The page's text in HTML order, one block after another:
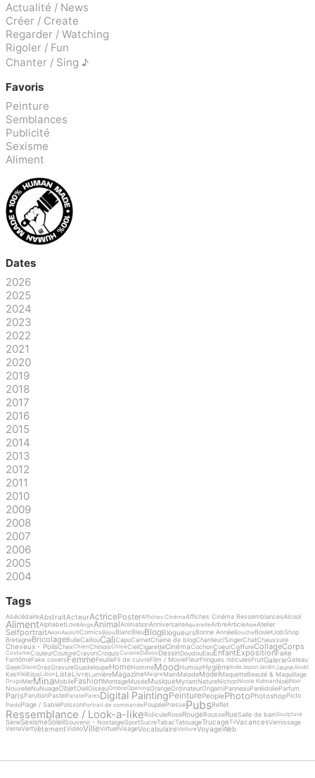
Actualité / News
Créer / Create
Regarder / Watching
Rigoler / Fun
Chanter / Sing ♪
Favoris
Peinture
Semblances
Publicité
Sexisme
Aliment
Dates
2026
2025
2024
2023
2022
2021
2020
2019
2018
2017
2016
2015
2014
2013
2012
2011
2010
2009
2008
2007
2006
2005
2004
Tags
AbécédaireAbstraitActeurActricePosterAffiches CinémaAffiches Cinéma RessemblancesAlcool
AlimentAlphabetLoveAngeAnimalAnimationAnniversaireAquarelleArbreArticleAsieAtelier
SelfportraitAvionAxolotlComicsBijou BlancBleuBlogBlogueursBonne AnnéeBouche BouletJobShop
BretagneBricolageBulleCaillouCaliCapuCarnetChaine de blogChanteur/SingerChatChaussure
Cheveux - PoilsChexChienChinoisChloéCielCigaretteCinémaCochonCoeurCoiffureCollageCorps
CostumeCouleurCoutureCrayonCroquisCuisineDdoooDessinDoudouEauEnfantExpositionFake
FantômeFake coversFemmeFeuilleFil de cuivreFilm / MovieFleurFringues ridiculesFruitGalerieGateau
GeekGlaceGrasGravureGuadeloupeHomeHommeMoodHumourHygièneIndeJaponJardinJauneJouet
KekKikiKilosLibon ListeLivreLumièreMagazineMaigre MainMaladeModelMaquetteBeauté & Maquillage
DrugsMerMinaMobileFashionMontageMuséeMusiqueMyriamNatureNichonNicole Kidman NoëlNoir
NouvelleNuNuageObjetOeilOiseauOmbreOpeningOrangeOrdinateurOrigamiPanneauParéidolieParfum
ParisParutionPastel PatatePatesDigital PaintingPeinturePeoplePhotoPhotoshopPicto
PiedsPlage / SablePoissonPortrait de commande PoupéePressePubsReflet
Ressemblance / Look-a-likeRidiculeRoseRougeRousseRueSalle de bainSculpture
SérieSexismeSoleilSouvenir - NostalgieSportSucreTabacTatouageTrucageTvVacancesVernissage
VerreVertVêtementVidéoVilleVirtuelVisageVocabulaireVoitureVoyageWeb